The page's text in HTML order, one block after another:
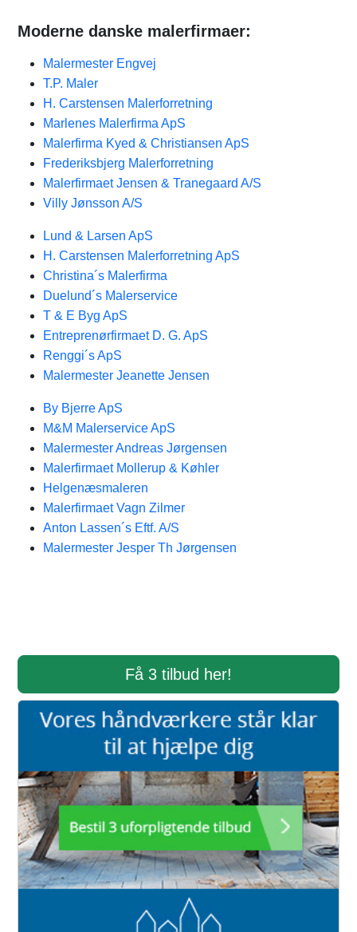
Moderne danske malerfirmaer:
Malermester Engvej
T.P. Maler
H. Carstensen Malerforretning
Marlenes Malerfirma ApS
Malerfirma Kyed & Christiansen ApS
Frederiksbjerg Malerforretning
Malerfirmaet Jensen & Tranegaard A/S
Villy Jønsson A/S
Lund & Larsen ApS
H. Carstensen Malerforretning ApS
Christina´s Malerfirma
Duelund´s Malerservice
T & E Byg ApS
Entreprenørfirmaet D. G. ApS
Renggi´s ApS
Malermester Jeanette Jensen
By Bjerre ApS
M&M Malerservice ApS
Malermester Andreas Jørgensen
Malerfirmaet Mollerup & Køhler
Helgenæsmaleren
Malerfirmaet Vagn Zilmer
Anton Lassen´s Eftf. A/S
Malermester Jesper Th Jørgensen
Få 3 tilbud her!